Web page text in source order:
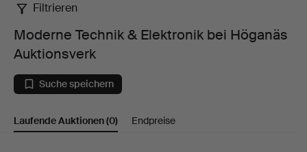
Moderne
Technik
&
Elektronik
Filtrieren
Moderne Technik & Elektronik bei Höganäs
Auktionsverk
Suche speichern
Laufende Auktionen(0) Endpreise